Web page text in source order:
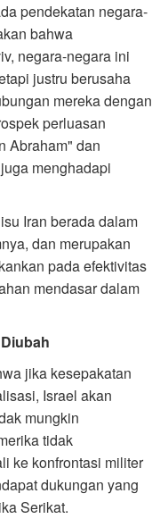
pendekatan negara-
bahwa
negara-negara ini
justru berusaha
mereka dengan
perluasan
Abraham" dan
menghadapi
Iran berada dalam
dan merupakan
pada efektivitas
mendasar dalam
jika kesepakatan
Israel akan
mungkin
tidak
ke konfrontasi militer
dukungan yang
Serikat.